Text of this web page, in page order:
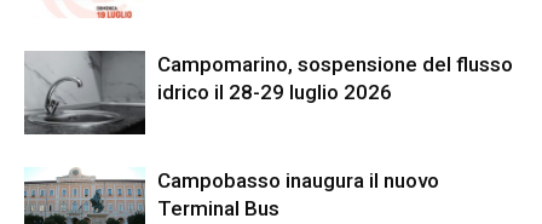
Campomarino, sospensione del flusso
idrico il 28-29 luglio 2026
Campobasso inaugura il nuovo
Terminal Bus